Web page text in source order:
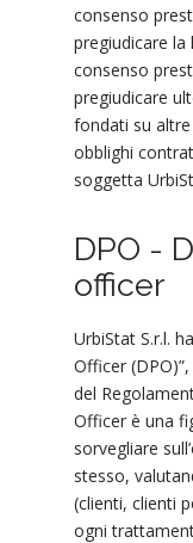
consenso
pregiudicare
consenso
pregiudicare
fondati su
obblighi
soggetta
DPO -
officer
UrbiStat S.r.l.
Officer
del
Officer è una
sorvegliare
stesso,
(clienti, clienti
ogni